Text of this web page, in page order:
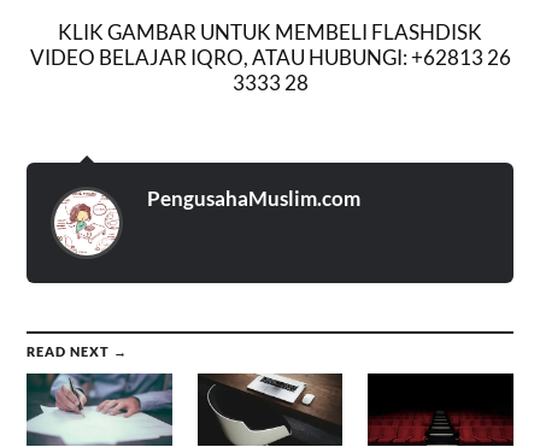
KLIK GAMBAR UNTUK MEMBELI FLASHDISK
VIDEO BELAJAR IQRO, ATAU HUBUNGI: +62813 26
3333 28
PengusahaMuslim.com
READ NEXT →